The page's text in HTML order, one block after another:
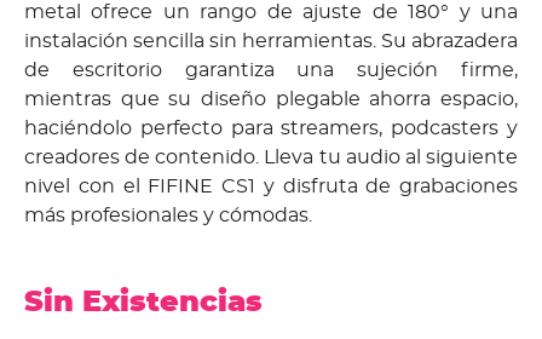
metal ofrece un rango de ajuste de 180° y una
instalación sencilla sin herramientas. Su abrazadera
de escritorio garantiza una sujeción firme,
mientras que su diseño plegable ahorra espacio,
haciéndolo perfecto para streamers, podcasters y
creadores de contenido. Lleva tu audio al siguiente
nivel con el FIFINE CS1 y disfruta de grabaciones
más profesionales y cómodas.
Sin Existencias